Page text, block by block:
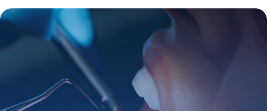
27 mai 2026